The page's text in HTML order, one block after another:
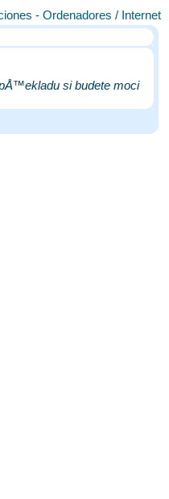
- Ordenadores / Internet
si budete moci